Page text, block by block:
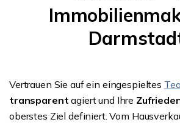
Vertrauen Sie auf ein eingespieltes
transparent agiert und Ihre
oberstes Ziel definiert. Vom